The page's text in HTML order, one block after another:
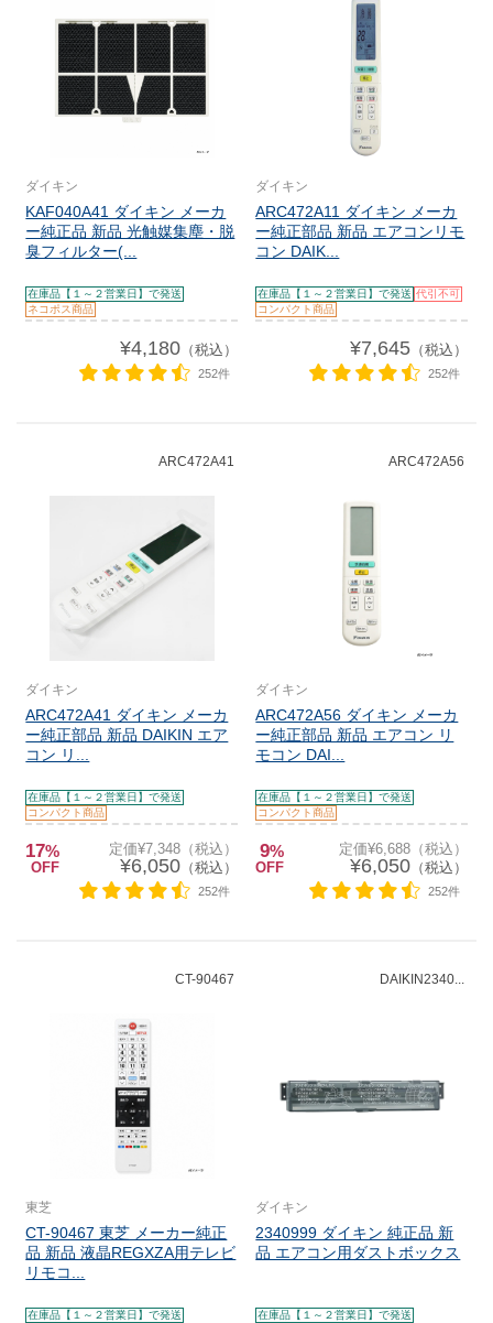
ダイキン
KAF040A41 ダイキン メーカ
ー純正品 新品 光触媒集塵・脱
臭フィルター(...
在庫品【１～２営業日】で発送
ネコポス商品
¥4,180（税込）
252件
ダイキン
ARC472A11 ダイキン メーカ
ー純正部品 新品 エアコンリモ
コン DAIK...
在庫品【１～２営業日】で発送 代引不可
コンパクト商品
¥7,645（税込）
252件
ARC472A41
ダイキン
ARC472A41 ダイキン メーカ
ー純正部品 新品 DAIKIN エア
コン リ...
在庫品【１～２営業日】で発送
コンパクト商品
17%
OFF
定価¥7,348（税込）
¥6,050（税込）
252件
ARC472A56
ダイキン
ARC472A56 ダイキン メーカ
ー純正部品 新品 エアコン リ
モコン DAI...
在庫品【１～２営業日】で発送
コンパクト商品
9%
OFF
定価¥6,688（税込）
¥6,050（税込）
252件
CT-90467
東芝
CT-90467 東芝 メーカー純正
品 新品 液晶REGXZA用テレビ
リモコ...
在庫品【１～２営業日】で発送
DAIKIN2340...
ダイキン
2340999 ダイキン 純正品 新
品 エアコン用ダストボックス
在庫品【１～２営業日】で発送